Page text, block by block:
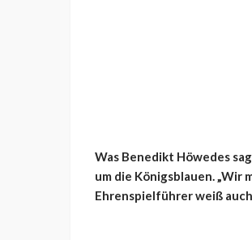
Was Benedikt Höwedes
um die Königsblauen. „Wir
Ehrenspielführer weiß